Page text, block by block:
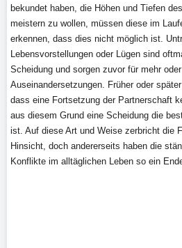
bekundet haben, die Höhen und Tiefen
meistern zu wollen, müssen diese im
erkennen, dass dies nicht möglich ist.
Lebensvorstellungen oder Lügen sind
Scheidung und sorgen zuvor für mehr
Auseinandersetzungen. Früher oder
dass eine Fortsetzung der Partnerschaft
aus diesem Grund eine Scheidung die
ist. Auf diese Art und Weise zerbricht die
Hinsicht, doch andererseits haben die
Konflikte im alltäglichen Leben so ein